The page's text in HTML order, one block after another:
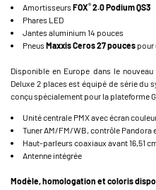
AmortisseursFOX®2.0 Podium QS3
Phares LED
Jantes aluminium 14 pouces
PneusMaxxis Ceros 27 pouces pour
Disponible en Europe dans le
Deluxe 2 places est équipé de série du
conçu spécialement pour la plateforme
Unité centrale PMX avec écran
Tuner AM/FM/WB, contrôle
Haut-parleurs coaxiaux avant 16,51
Antenne intégrée
Modèle, homologation et coloris